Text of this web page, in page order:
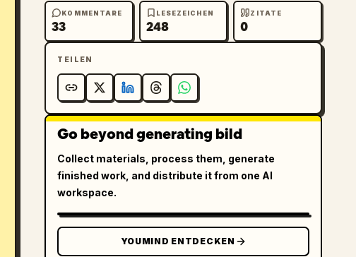
KOMMENTARE
33
LESEZEICHEN
248
ZITATE
0
TEILEN
Go beyond generating bild
Collect materials, process them, generate
finished work, and distribute it from one AI
workspace.
YOUMIND ENTDECKEN